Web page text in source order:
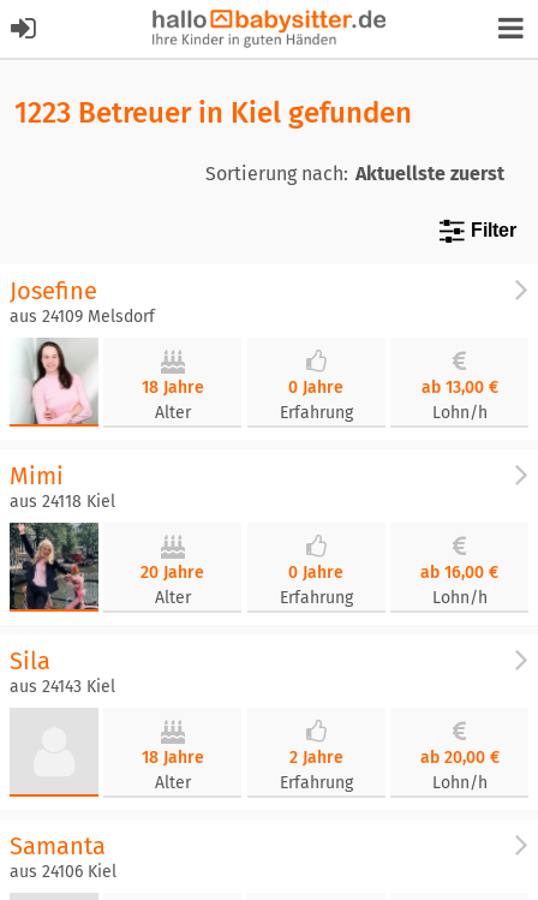
1223 Betreuer in Kiel gefunden
Sortierung nach:
Filter
Josefine
aus 24109 Melsdorf
18 Jahre
Alter
0 Jahre
Erfahrung
ab 13,00 €
Lohn/h
Mimi
aus 24118 Kiel
20 Jahre
Alter
0 Jahre
Erfahrung
ab 16,00 €
Lohn/h
Sila
aus 24143 Kiel
18 Jahre
Alter
2 Jahre
Erfahrung
ab 20,00 €
Lohn/h
Samanta
aus 24106 Kiel